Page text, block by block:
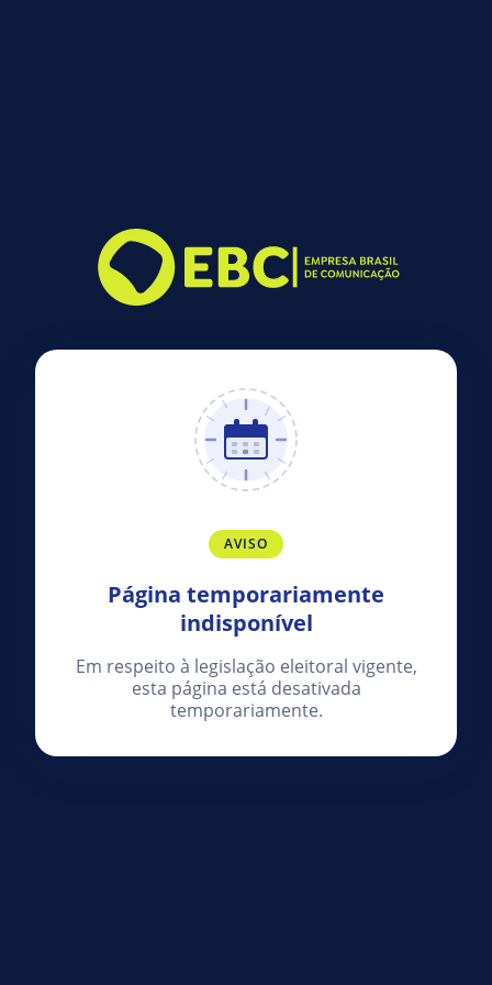
AVISO
Página temporariamente
indisponível
Em respeito à legislação eleitoral vigente,
esta página está desativada
temporariamente.